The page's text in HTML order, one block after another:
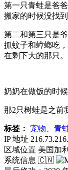
第一只青蛙是爸
搬家的时候没找
第二和第三只是
抓蚊子和蟑螂吃
在剩下大的那只。
奶奶在做饭的时
那2只树蛙是之前
标签： 宠物
青
IP 地址
区域位置 美国加
系统信息 🇨🇳